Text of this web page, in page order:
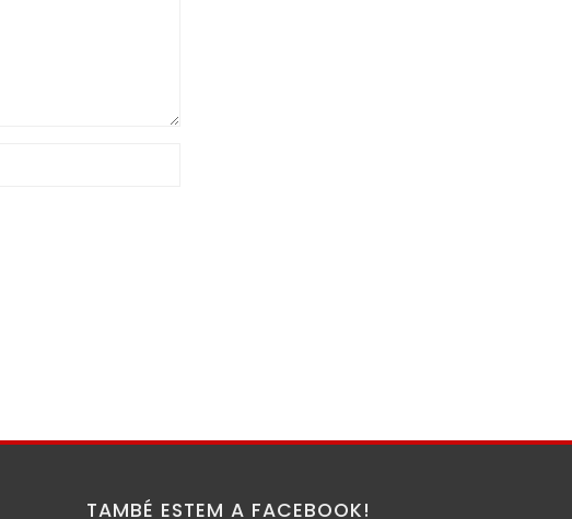
TAMBÉ ESTEM A FACEBOOK!